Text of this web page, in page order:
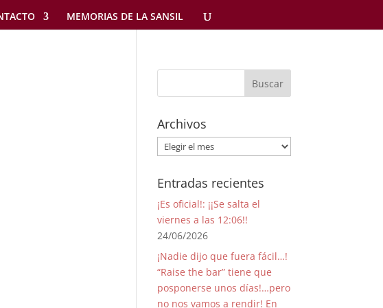
MEMORIAS DE LA SANSIL
Archivos
Archivos
Entradas recientes
¡Es oficial!: ¡¡Se salta el
viernes a las 12:06!!
24/06/2026
¡Nadie dijo que fuera fácil…!
“Raise the bar” tiene que
posponerse unos días!…pero
no nos vamos a rendir! En